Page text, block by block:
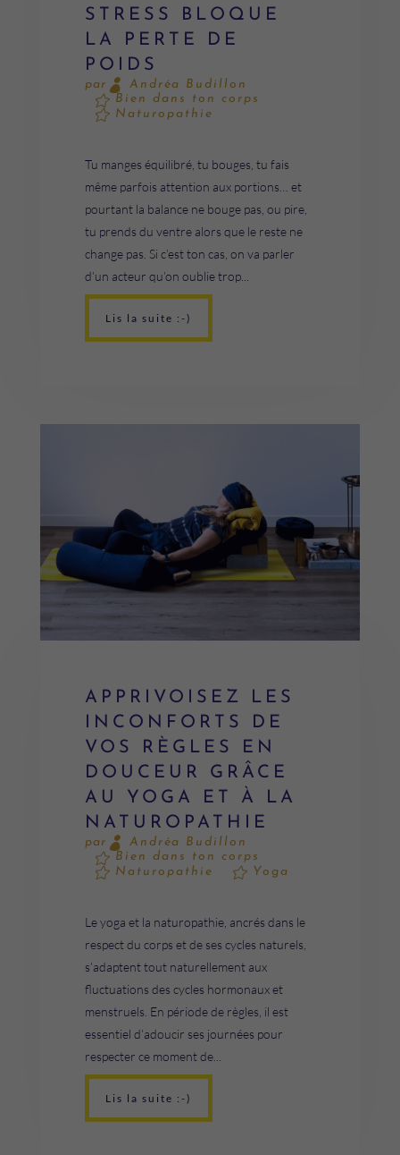
STRESS BLOQUE
LA PERTE DE
POIDS
par
Andréa Budillon
Bien dans ton corps
Naturopathie
Tu manges équilibré, tu bouges, tu fais
même parfois attention aux portions… et
pourtant la balance ne bouge pas, ou pire,
tu prends du ventre alors que le reste ne
change pas. Si c’est ton cas, on va parler
d’un acteur qu’on oublie trop...
Lis la suite :-)
APPRIVOISEZ LES
INCONFORTS DE
VOS RÈGLES EN
DOUCEUR GRÂCE
AU YOGA ET À LA
NATUROPATHIE
par
Andréa Budillon
Bien dans ton corps
Naturopathie
Yoga
Le yoga et la naturopathie, ancrés dans le
respect du corps et de ses cycles naturels,
s’adaptent tout naturellement aux
fluctuations des cycles hormonaux et
menstruels. En période de règles, il est
essentiel d’adoucir ses journées pour
respecter ce moment de...
Lis la suite :-)